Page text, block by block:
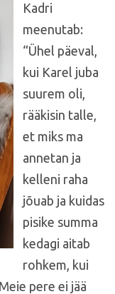
Kadri
meenutab:
“Ühel päeval,
kui Karel juba
suurem oli,
rääkisin talle,
et miks ma
annetan ja
kelleni raha
jõuab ja kuidas
pisike summa
kedagi aitab
rohkem, kui
pere ei jää